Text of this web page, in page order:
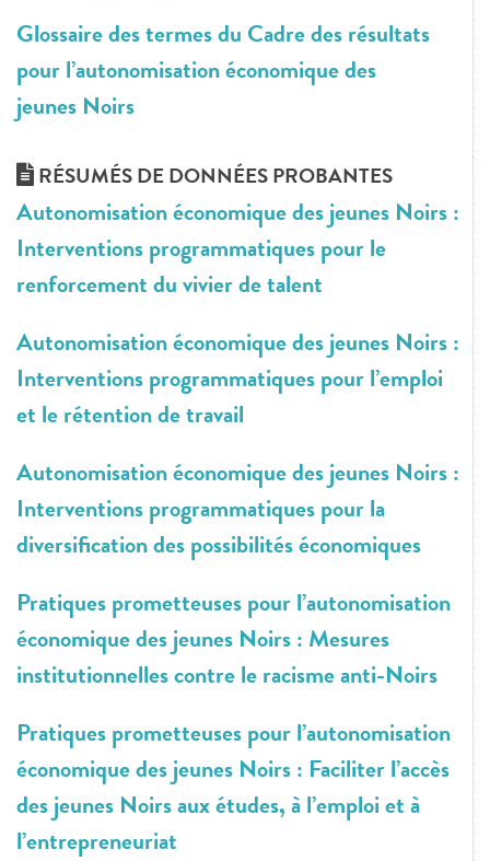
Glossaire des termes du Cadre des résultats
pour l’autonomisation économique des
jeunes Noirs
RÉSUMÉS DE DONNÉES PROBANTES
Autonomisation économique des jeunes Noirs :
Interventions programmatiques pour le
renforcement du vivier de talent
Autonomisation économique des jeunes Noirs :
Interventions programmatiques pour l’emploi
et le rétention de travail
Autonomisation économique des jeunes Noirs :
Interventions programmatiques pour la
diversification des possibilités économiques
Pratiques prometteuses pour l’autonomisation
économique des jeunes Noirs : Mesures
institutionnelles contre le racisme anti-Noirs
Pratiques prometteuses pour l’autonomisation
économique des jeunes Noirs : Faciliter l’accès
des jeunes Noirs aux études, à l’emploi et à
l’entrepreneuriat